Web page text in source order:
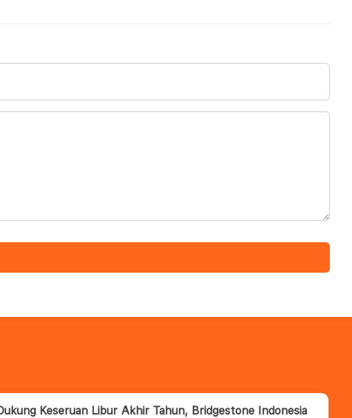
Keseruan Libur Akhir Tahun, Bridgestone Indonesia